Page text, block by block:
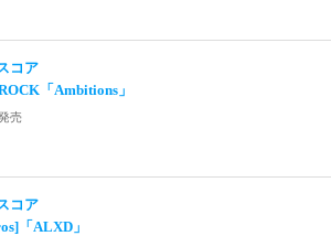
コア
「Ambitions」
売
コア
「ALXD」